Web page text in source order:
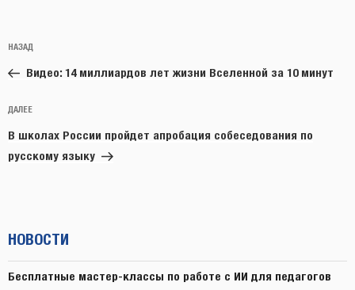
по
записям
Предыдущая
запись:
НАЗАД
Видео: 14 миллиардов лет жизни Вселенной за 10 минут
Следующая
запись
ДАЛЕЕ
В школах России пройдет апробация собеседования по
русскому языку
НОВОСТИ
Бесплатные мастер-классы по работе с ИИ для педагогов